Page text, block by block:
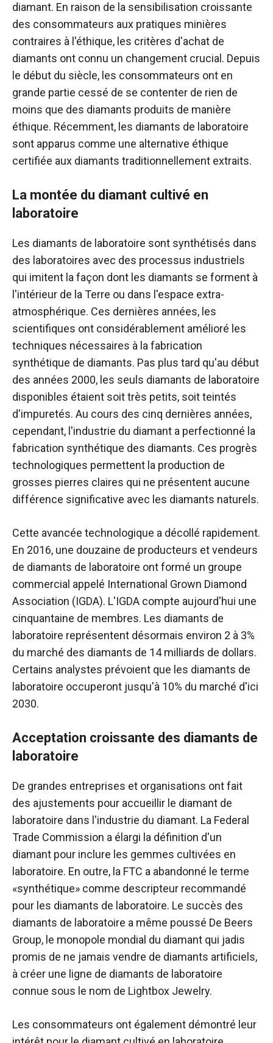
diamant. En raison de la sensibilisation croissante
des consommateurs aux pratiques minières
contraires à l'éthique, les critères d'achat de
diamants ont connu un changement crucial. Depuis
le début du siècle, les consommateurs ont en
grande partie cessé de se contenter de rien de
moins que des diamants produits de manière
éthique. Récemment, les diamants de laboratoire
sont apparus comme une alternative éthique
certifiée aux diamants traditionnellement extraits.
La montée du diamant cultivé en
laboratoire
Les diamants de laboratoire sont synthétisés dans
des laboratoires avec des processus industriels
qui imitent la façon dont les diamants se forment à
l'intérieur de la Terre ou dans l'espace extra-
atmosphérique. Ces dernières années, les
scientifiques ont considérablement amélioré les
techniques nécessaires à la fabrication
synthétique de diamants. Pas plus tard qu'au début
des années 2000, les seuls diamants de laboratoire
disponibles étaient soit très petits, soit teintés
d'impuretés. Au cours des cinq dernières années,
cependant, l'industrie du diamant a perfectionné la
fabrication synthétique des diamants. Ces progrès
technologiques permettent la production de
grosses pierres claires qui ne présentent aucune
différence significative avec les diamants naturels.
Cette avancée technologique a décollé rapidement.
En 2016, une douzaine de producteurs et vendeurs
de diamants de laboratoire ont formé un groupe
commercial appelé International Grown Diamond
Association (IGDA). L'IGDA compte aujourd'hui une
cinquantaine de membres. Les diamants de
laboratoire représentent désormais environ 2 à 3%
du marché des diamants de 14 milliards de dollars.
Certains analystes prévoient que les diamants de
laboratoire occuperont jusqu'à 10% du marché d'ici
2030.
Acceptation croissante des diamants de
laboratoire
De grandes entreprises et organisations ont fait
des ajustements pour accueillir le diamant de
laboratoire dans l'industrie du diamant. La Federal
Trade Commission a élargi la définition d'un
diamant pour inclure les gemmes cultivées en
laboratoire. En outre, la FTC a abandonné le terme
«synthétique» comme descripteur recommandé
pour les diamants de laboratoire. Le succès des
diamants de laboratoire a même poussé De Beers
Group, le monopole mondial du diamant qui jadis
promis de ne jamais vendre de diamants artificiels,
à créer une ligne de diamants de laboratoire
connue sous le nom de Lightbox Jewelry.
Les consommateurs ont également démontré leur